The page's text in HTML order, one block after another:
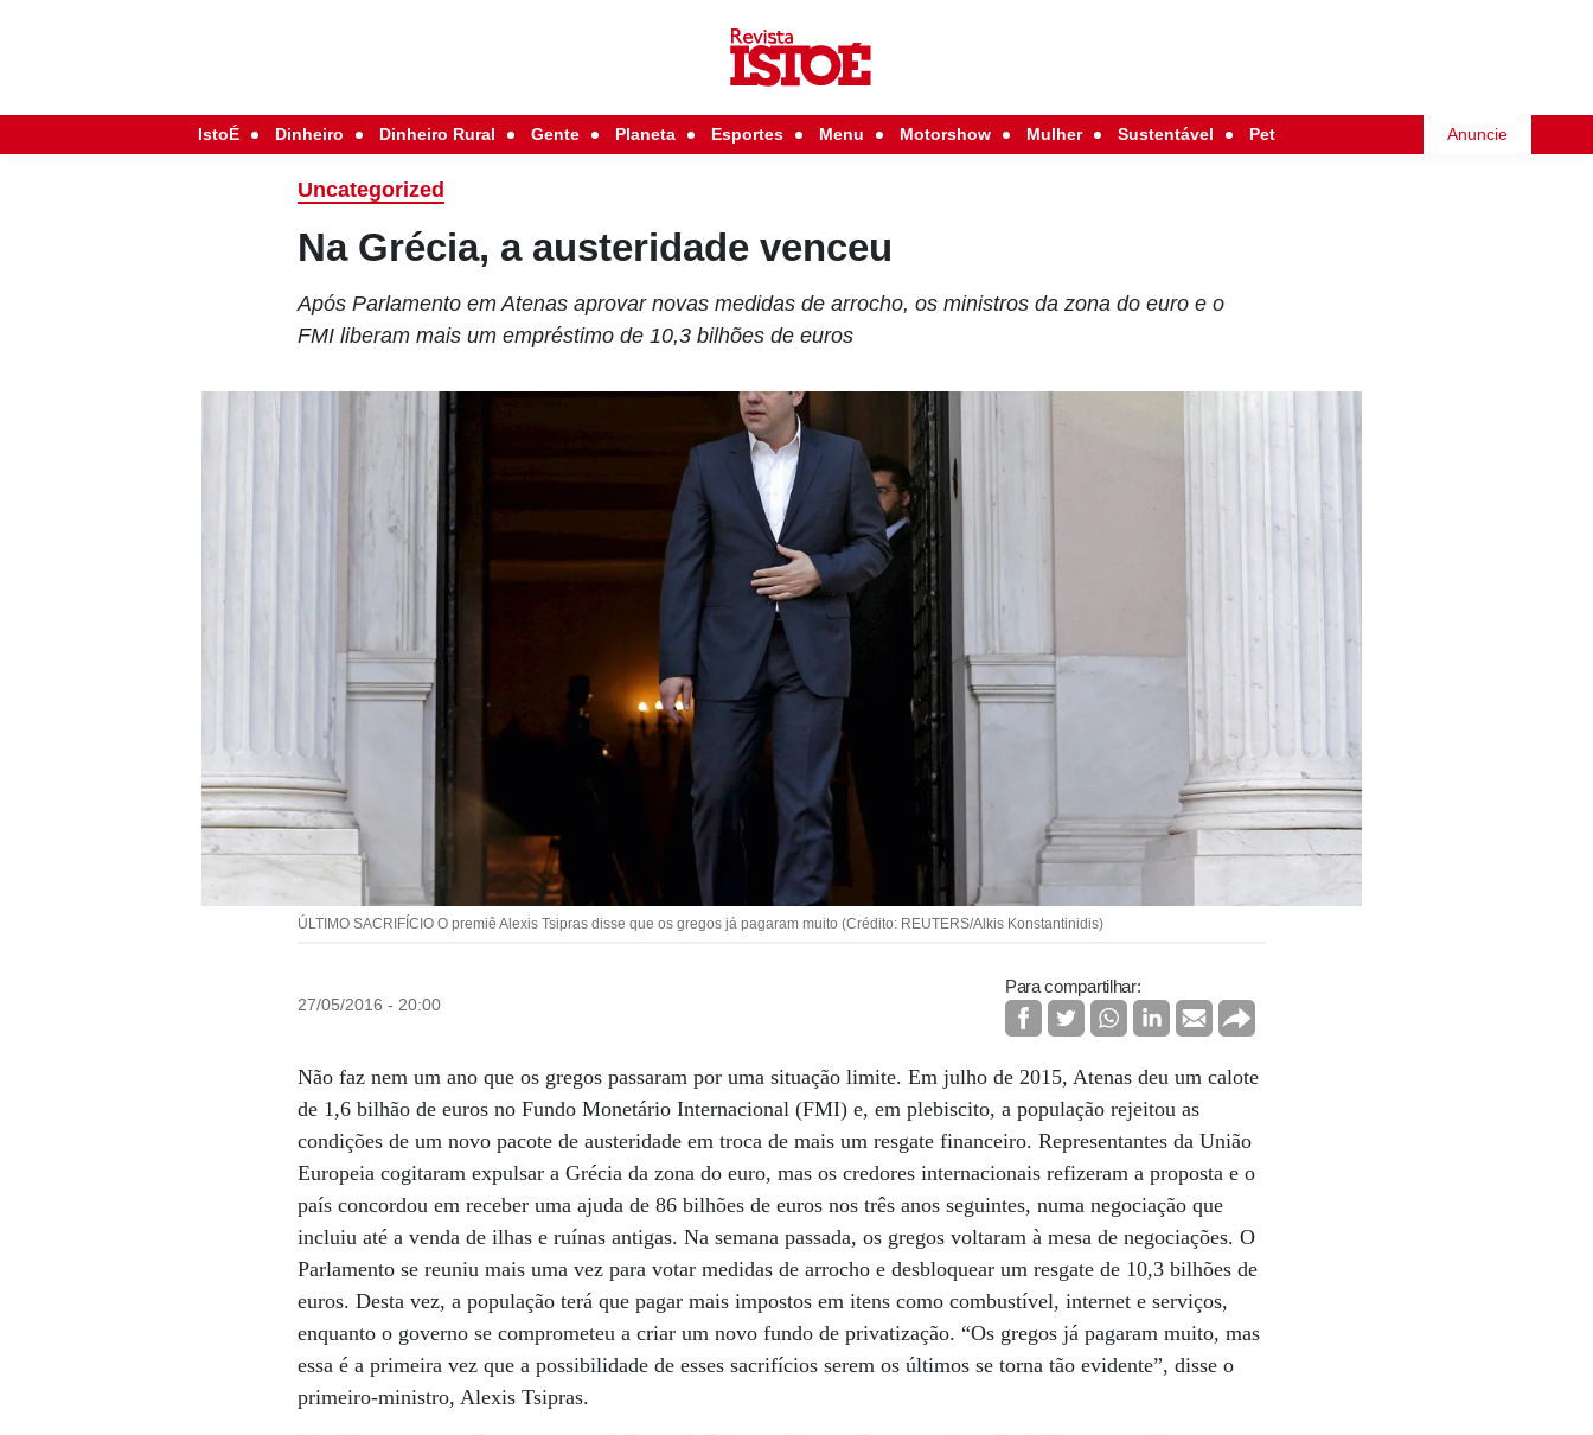
IstoÉ Dinheiro Dinheiro Rural Gente Planeta Esportes Menu Motorshow Mulher Sustentável Pet Anuncie
Uncategorized
Na Grécia, a austeridade venceu
Após Parlamento em Atenas aprovar novas medidas de arrocho, os ministros da zona do euro e o
FMI liberam mais um empréstimo de 10,3 bilhões de euros
ÚLTIMO SACRIFÍCIO O premiê Alexis Tsipras disse que os gregos já pagaram muito (Crédito: REUTERS/Alkis Konstantinidis)
27/05/2016 - 20:00
Para compartilhar:
Não faz nem um ano que os gregos passaram por uma situação limite. Em julho de 2015, Atenas deu um calote
de 1,6 bilhão de euros no Fundo Monetário Internacional (FMI) e, em plebiscito, a população rejeitou as
condições de um novo pacote de austeridade em troca de mais um resgate financeiro. Representantes da União
Europeia cogitaram expulsar a Grécia da zona do euro, mas os credores internacionais refizeram a proposta e o
país concordou em receber uma ajuda de 86 bilhões de euros nos três anos seguintes, numa negociação que
incluiu até a venda de ilhas e ruínas antigas. Na semana passada, os gregos voltaram à mesa de negociações. O
Parlamento se reuniu mais uma vez para votar medidas de arrocho e desbloquear um resgate de 10,3 bilhões de
euros. Desta vez, a população terá que pagar mais impostos em itens como combustível, internet e serviços,
enquanto o governo se comprometeu a criar um novo fundo de privatização. “Os gregos já pagaram muito, mas
essa é a primeira vez que a possibilidade de esses sacrifícios serem os últimos se torna tão evidente”, disse o
primeiro-ministro, Alexis Tsipras.